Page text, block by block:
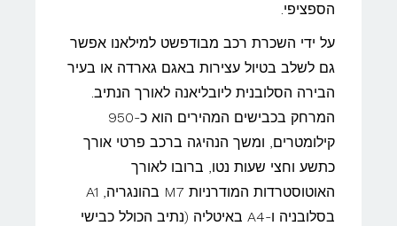
הספציפי.
על ידי השכרת רכב מבודפשט למילאנו אפשר
גם לשלב בטיול עצירות באגם גארדה או בעיר
הבירה הסלובנית ליובליאנה לאורך הנתיב.
המרחק בכבישים המהירים הוא כ-950
קילומטרים, ומשך הנהיגה ברכב פרטי אורך
כתשע וחצי שעות נטו, ברובו לאורך
האוטוסטרדות המודרניות M7 בהונגריה, A1
בסלובניה ו-A4 באיטליה (נתיב הכולל כבישי